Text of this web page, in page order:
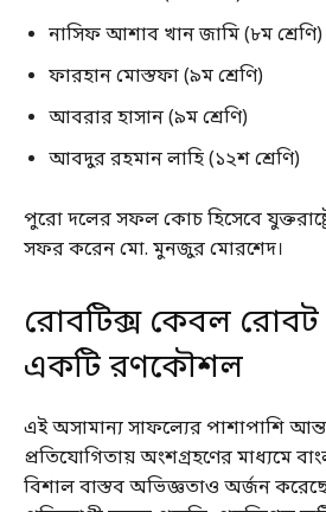
নাসিফ আশাব খান জামি (৮ম শ্রেণি)
ফারহান মোস্তফা (৯ম শ্রেণি)
আবরার হাসান (৯ম শ্রেণি)
আবদুর রহমান লাহি (১২শ শ্রেণি)
পুরো দলের সফল কোচ হিসেবে
সফর করেন মো. মুনজুর মোরশেদ।
রোবটিক্স কেবল রোবট
একটি রণকৌশল
এই অসামান্য সাফল্যের পাশাপাশি
প্রতিযোগিতায় অংশগ্রহণের মাধ্যমে
বিশাল বাস্তব অভিজ্ঞতাও অর্জন